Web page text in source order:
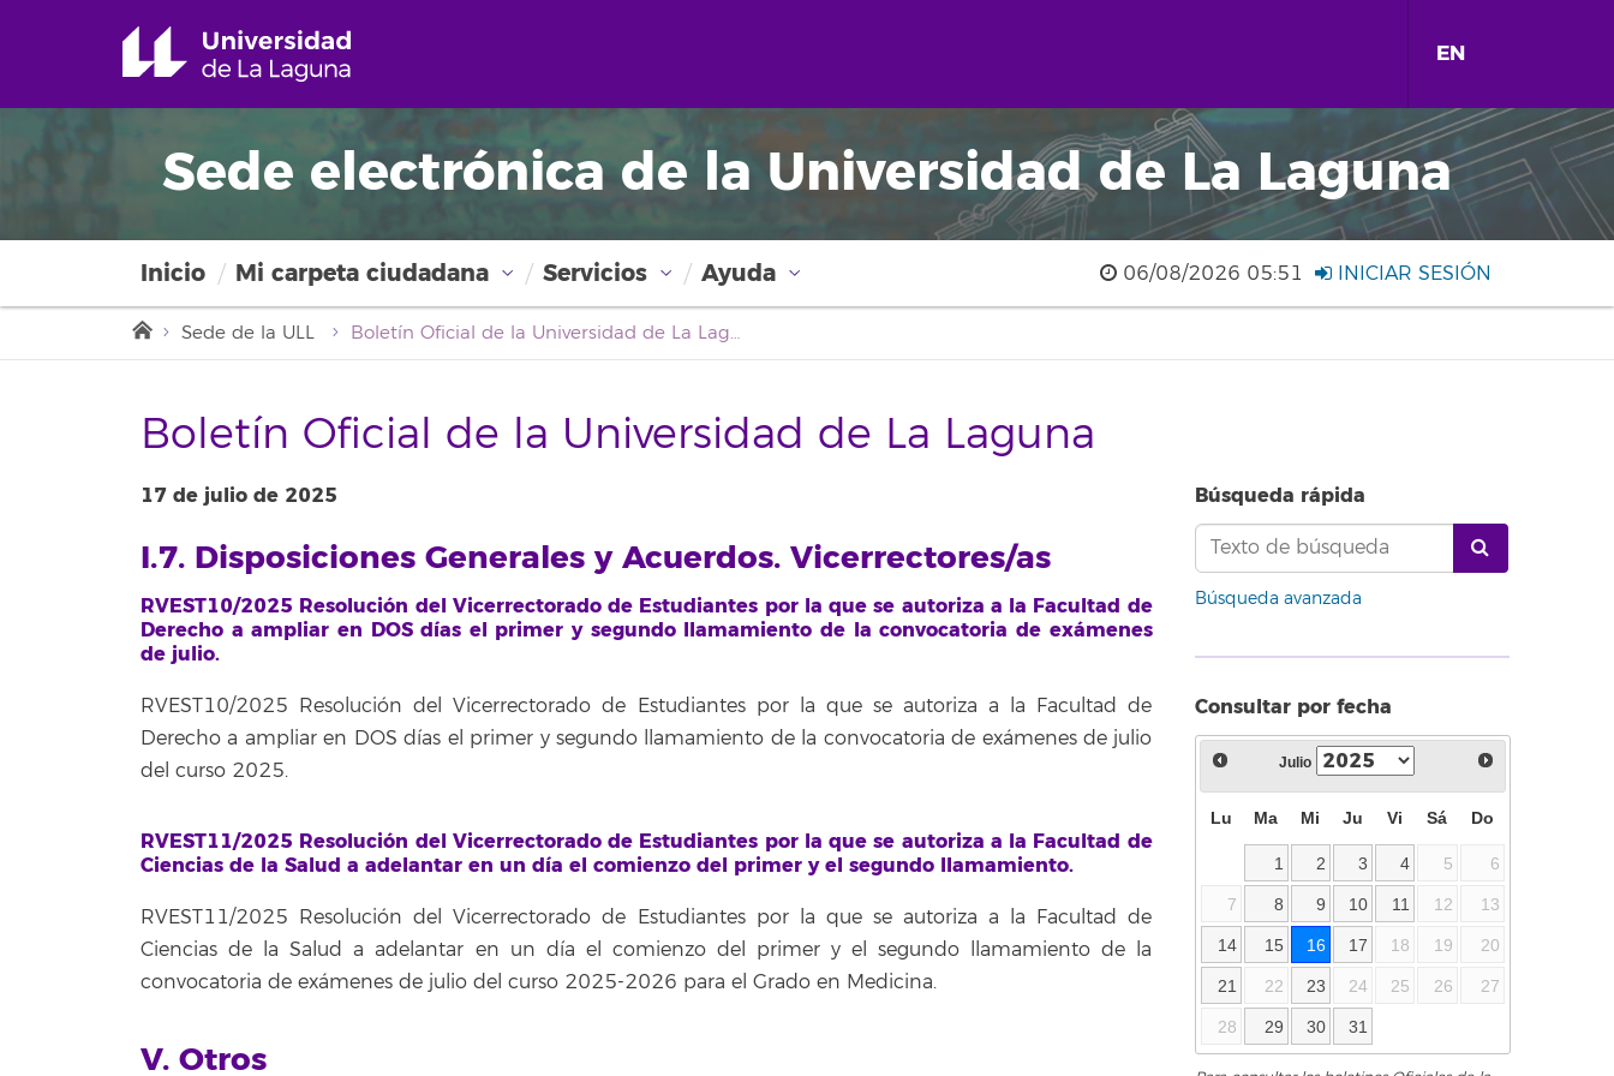
EN
Sede electrónica de la Universidad de La Laguna
Inicio Mi carpeta ciudadana Servicios Ayuda 06/08/2026 05:51 INICIAR SESIÓN
Sede de la ULL Boletín Oficial de la Universidad de La Laguna
Boletín Oficial de la Universidad de La Laguna
17 de julio de 2025
I.7. Disposiciones Generales y Acuerdos. Vicerrectores/as
RVEST10/2025 Resolución del Vicerrectorado de Estudiantes por la que se autoriza a la Facultad de
Derecho a ampliar en DOS días el primer y segundo llamamiento de la convocatoria de exámenes
de julio.
RVEST10/2025 Resolución del Vicerrectorado de Estudiantes por la que se autoriza a la Facultad de
Derecho a ampliar en DOS días el primer y segundo llamamiento de la convocatoria de exámenes de julio
del curso 2025.
RVEST11/2025 Resolución del Vicerrectorado de Estudiantes por la que se autoriza a la Facultad de
Ciencias de la Salud a adelantar en un día el comienzo del primer y el segundo llamamiento.
RVEST11/2025 Resolución del Vicerrectorado de Estudiantes por la que se autoriza a la Facultad de
Ciencias de la Salud a adelantar en un día el comienzo del primer y el segundo llamamiento de la
convocatoria de exámenes de julio del curso 2025-2026 para el Grado en Medicina.
V. Otros
Búsqueda rápida
Búsqueda avanzada
Consultar por fecha
Julio
Lu Ma Mi Ju Vi Sá Do
1 2 3 4 5 6
7 8 9 10 11 12 13
14 15 16 17 18 19 20
21 22 23 24 25 26 27
28 29 30 31